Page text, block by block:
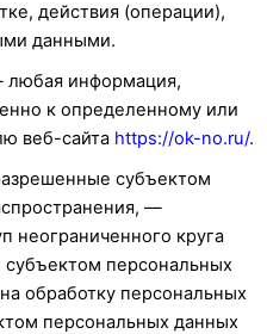
действия (операции),
данными.
информация,
к определенному или
веб-сайта https://ok-no.ru/.
субъектом
—
неограниченного круга
персональных
обработку персональных
персональных данных